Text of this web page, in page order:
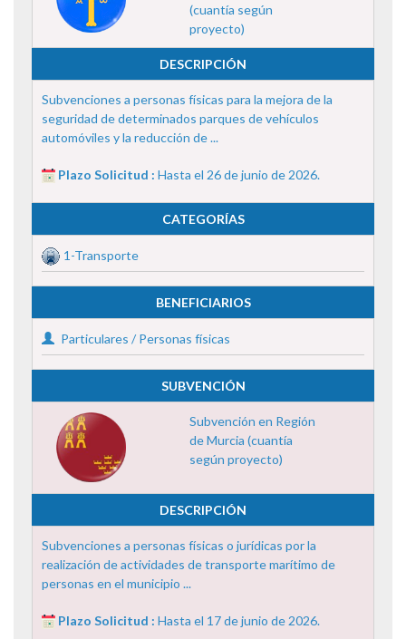
(cuantía según
proyecto)
DESCRIPCIÓN
Subvenciones a personas físicas para la mejora de la
seguridad de determinados parques de vehículos
automóviles y la reducción de ...
Plazo Solicitud : Hasta el 26 de junio de 2026.
CATEGORÍAS
1-Transporte
BENEFICIARIOS
Particulares / Personas físicas
SUBVENCIÓN
Subvención en Región
de Murcia (cuantía
según proyecto)
DESCRIPCIÓN
Subvenciones a personas físicas o jurídicas por la
realización de actividades de transporte marítimo de
personas en el municipio ...
Plazo Solicitud : Hasta el 17 de junio de 2026.